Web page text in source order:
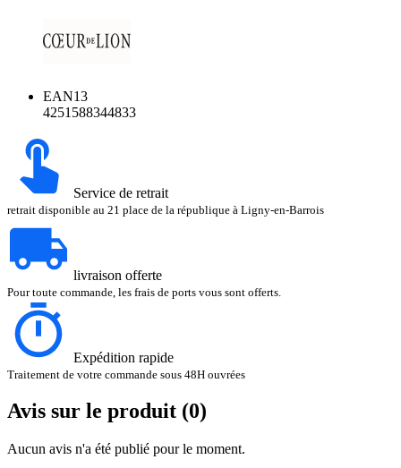
EAN13
4251588344833
Service de retrait
retrait disponible au 21 place de la république à Ligny-en-Barrois
livraison offerte
Pour toute commande, les frais de ports vous sont offerts.
Expédition rapide
Traitement de votre commande sous 48H ouvrées
Avis sur le produit (0)
Aucun avis n'a été publié pour le moment.